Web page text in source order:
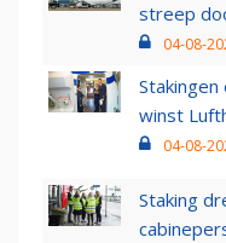
streep
04-08-
winst
04-08-
Staking